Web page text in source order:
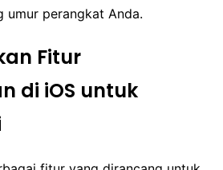
umur perangkat Anda.
Fitur
di iOS untuk